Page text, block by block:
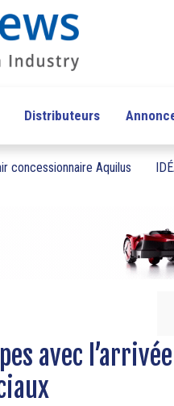
Distributeurs
concessionnaire Aquilus
avec